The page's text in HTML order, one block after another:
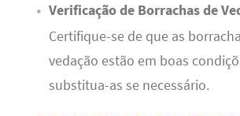
Verificação de Borrachas de
Certifique-se de que as
vedação estão em boas
substitua-as se necessário.